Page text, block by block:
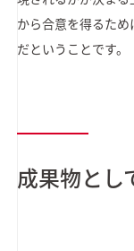
から合意を得るた
だということです。
成果物とし